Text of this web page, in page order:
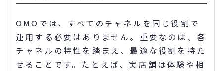
OMOでは、すべてのチャネルを同じ役割で
運用する必要はありません。重要なのは、各
チャネルの特性を踏まえ、最適な役割を持た
せることです。たとえば、実店舗は体験や相